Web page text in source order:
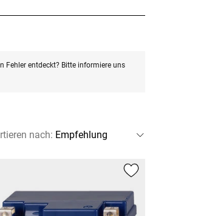
Fehler entdeckt? Bitte informiere uns
nach: